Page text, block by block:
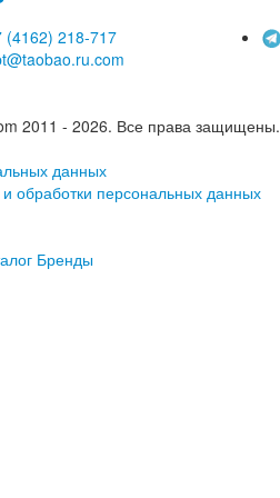
(4162) 218-717
2011 - 2026. Все права защищены.
данных
обработки персональных данных
Бренды